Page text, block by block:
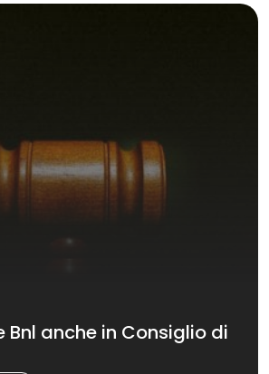
anche in Consiglio di